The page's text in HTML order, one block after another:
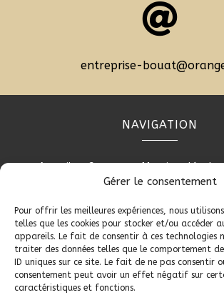
Gérer le consentement
Pour offrir les meilleures expériences, nous
telles que les cookies pour stocker et/ou accéder
appareils. Le fait de consentir à ces technologies
traiter des données telles que le comportement
ID uniques sur ce site. Le fait de ne pas consentir
consentement peut avoir un effet négatif sur
caractéristiques et fonctions.

entreprise-
NAVIGATION
Accueil Contact Mentions légales
Plan du site
RÉALISATION